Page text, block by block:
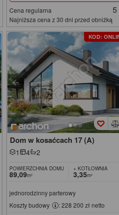
Cena regularna 5
Najniższa cena z 30 dni przed obniżką
KOD:
Dom w kosaćcach 17 (A)
1 4 2
POWIERZCHNIA DOMU
89,09m²
+ KOTŁOWNIA
3,35m²
jednorodzinny parterowy
Koszty budowy
: 228 200 zł netto